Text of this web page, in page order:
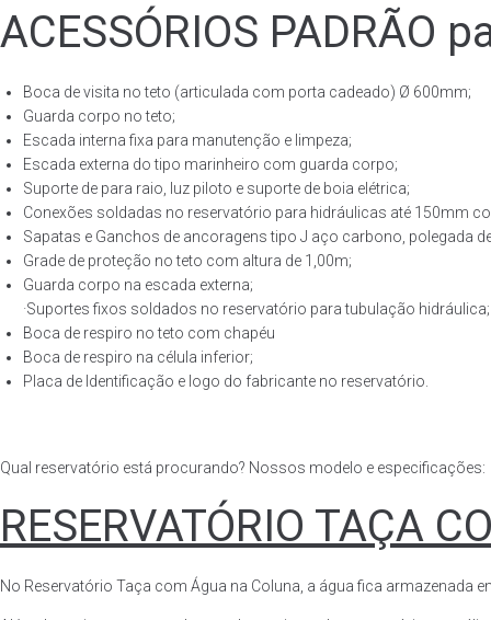
ACESSÓRIOS PADRÃO
Boca de visita no teto (articulada com porta cadeado) Ø 600mm;
Guarda corpo no teto;
Escada interna fixa para manutenção e limpeza;
Escada externa do tipo marinheiro com guarda corpo;
Suporte de para raio, luz piloto e suporte de boia elétrica;
Conexões soldadas no reservatório para hidráulicas até 150mm
Sapatas e Ganchos de ancoragens tipo J aço carbono, polegada
Grade de proteção no teto com altura de 1,00m;
Guarda corpo na escada externa;
·Suportes fixos soldados no reservatório para tubulação hidráulica;
Boca de respiro no teto com chapéu
Boca de respiro na célula inferior;
Placa de Identificação e logo do fabricante no reservatório.
Qual reservatório está procurando? Nossos modelo e especificações:
RESERVATÓRIO TAÇA
No Reservatório Taça com Água na Coluna, a água fica armazenada